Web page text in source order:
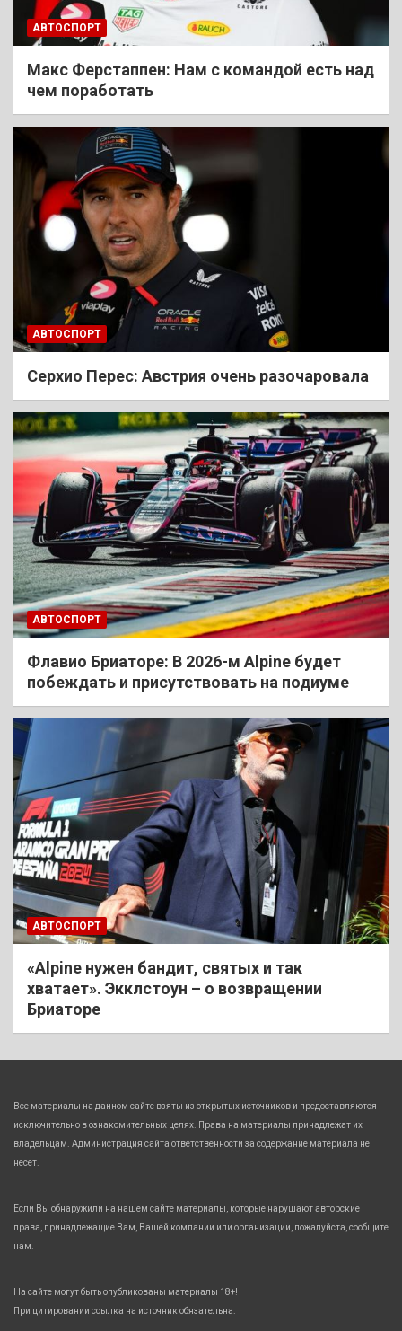
АВТОСПОРТ
Макс Ферстаппен: Нам с командой есть над
чем поработать
АВТОСПОРТ
Cерхио Перес: Австрия очень разочаровала
АВТОСПОРТ
Флавио Бриаторе: В 2026-м Alpine будет
побеждать и присутствовать на подиуме
АВТОСПОРТ
«Alpine нужен бандит, святых и так
хватает». Экклстоун – о возвращении
Бриаторе
Все материалы на данном сайте взяты из открытых источников и предоставляются
исключительно в ознакомительных целях. Права на материалы принадлежат их
владельцам. Администрация сайта ответственности за содержание материала не
несет.
Если Вы обнаружили на нашем сайте материалы, которые нарушают авторские
права, принадлежащие Вам, Вашей компании или организации, пожалуйста, сообщите
нам.
На сайте могут быть опубликованы материалы 18+!
При цитировании ссылка на источник обязательна.